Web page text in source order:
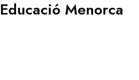
Educació Menorca